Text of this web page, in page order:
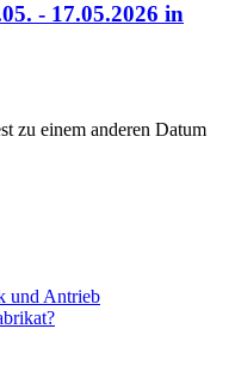
- 17.05.2026 in
zu einem anderen Datum
und Antrieb